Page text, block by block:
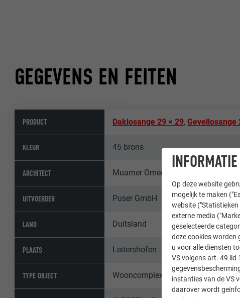
GEGEVENS EN FEITEN
PRODUCT Daklosange 29 × 29,Gevellosange
KLEUR 45 brons
ARCHITECT Muamer Omerovic Architekten
UITVOERDER Puser GmbH
LAND Duitsland
PLAATS Leitershofen
TYPE OBJECT Wooncomplexen &
Op deze website
mogelijk te maken
website
externe media
geselecteerde
deze cookies worden
u voor alle diensten
VS volgens art. 49 lid
instanties van de VS
daarover wordt